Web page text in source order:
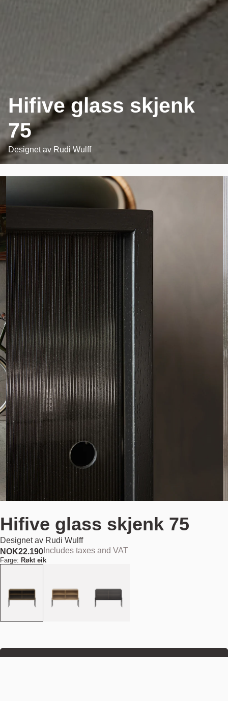
Hifive glass skjenk
75
Designet av Rudi Wulff
Hifive glass skjenk 75
Designet av Rudi Wulff
NOK22.190 Includes taxes and VAT
Farge: Røkt eik